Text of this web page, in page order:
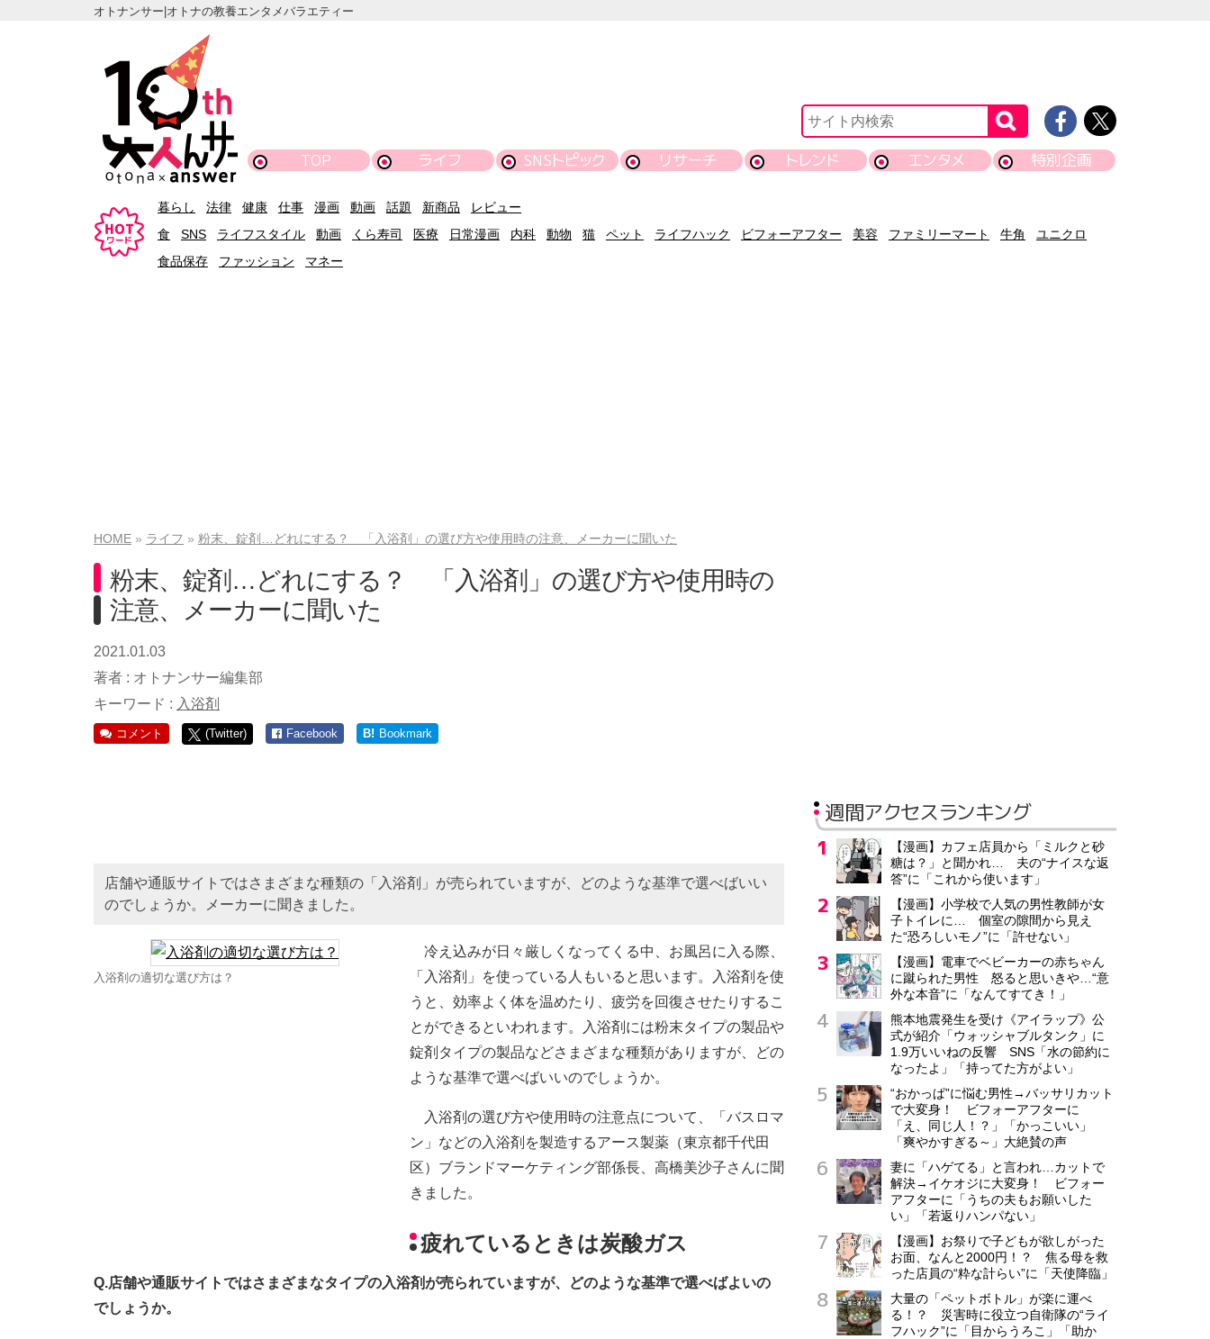
オトナンサー|オトナの教養エンタメバラエティー
TOP ライフ SNSトピック リサーチ トレンド エンタメ 特別企画
暮らし 法律 健康 仕事 漫画 動画 話題 新商品
レビュー
食
SNS ライフスタイル 動画 くら寿司 医療 日常漫画 内科 動物 猫 ペット ライフハック ビフォーアフター 美容 ファミリーマート 牛角
ユニクロ
食品保存
ファッション マネー
HOME ライフ 粉末、錠剤…どれにする？ 「入浴剤」の選び方や使用時の注意、メーカーに聞いた
粉末、錠剤…どれにする？ 「入浴剤」の選び方や使用時の
注意、メーカーに聞いた
2021.01.03
著者 : オトナンサー編集部
キーワード : 入浴剤
コメント (Twitter) Facebook B! Bookmark
店舗や通販サイトではさまざまな種類の「入浴剤」が売られていますが、どのような基準で選べばいい
のでしょうか。メーカーに聞きました。
入浴剤の適切な選び方は？
冷え込みが日々厳しくなってくる中、お風呂に入る際、
「入浴剤」を使っている人もいると思います。入浴剤を使
うと、効率よく体を温めたり、疲労を回復させたりするこ
とができるといわれます。入浴剤には粉末タイプの製品や
錠剤タイプの製品などさまざまな種類がありますが、どの
ような基準で選べばいいのでしょうか。
入浴剤の選び方や使用時の注意点について、「バスロマ
ン」などの入浴剤を製造するアース製薬（東京都千代田
区）ブランドマーケティング部係長、高橋美沙子さんに聞
きました。
疲れているときは炭酸ガス
Q.店舗や通販サイトではさまざまなタイプの入浴剤が売られていますが、どのような基準で選べばよいの
でしょうか。
週間アクセスランキング
【漫画】カフェ店員から「ミルクと砂
糖は？」と聞かれ… 夫の“ナイスな返
答”に「これから使います」
【漫画】小学校で人気の男性教師が女
子トイレに… 個室の隙間から見え
た“恐ろしいモノ”に「許せない」
【漫画】電車でベビーカーの赤ちゃん
に蹴られた男性 怒ると思いきや…“意
外な本音”に「なんてすてき！」
熊本地震発生を受け《アイラップ》公
式が紹介「ウォッシャブルタンク」に
1.9万いいねの反響 SNS「水の節約に
なったよ」「持ってた方がよい」
“おかっぱ”に悩む男性→バッサリカット
で大変身！ ビフォーアフターに
「え、同じ人！？」「かっこいい」
「爽やかすぎる～」大絶賛の声
妻に「ハゲてる」と言われ…カットで
解決→イケオジに大変身！ ビフォー
アフターに「うちの夫もお願いした
い」「若返りハンパない」
【漫画】お祭りで子どもが欲しがった
お面、なんと2000円！？ 焦る母を救
った店員の“粋な計らい”に「天使降臨」
大量の「ペットボトル」が楽に運べ
る！？ 災害時に役立つ自衛隊の“ライ
フハック”に「目からうろこ」「助か